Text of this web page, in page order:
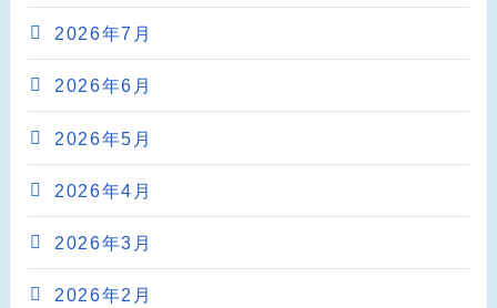
2026年7月
2026年6月
2026年5月
2026年4月
2026年3月
2026年2月